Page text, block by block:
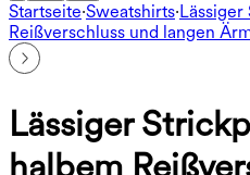
Startseite·Sweatshirts·
Reißverschluss und langen
Lässiger
halbem